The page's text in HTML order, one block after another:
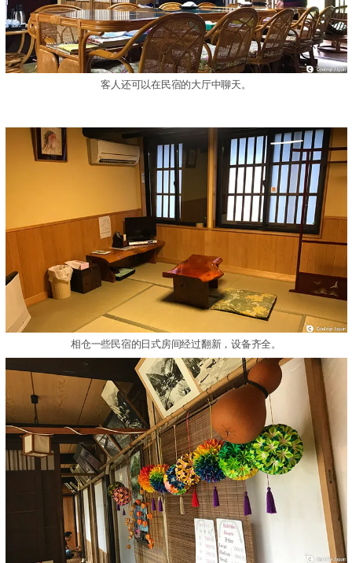
客人还可以在民宿的大厅中聊天。
相仓一些民宿的日式房间经过翻新，设备齐全。